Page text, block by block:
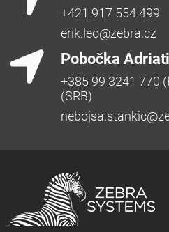
+421 917 554 499
erik.leo@zebra.cz
Pobočka
+385 99 3241 770
(SRB)